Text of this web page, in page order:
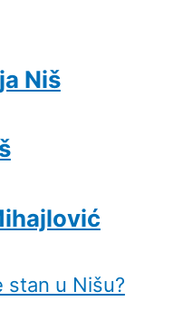
Niš
stan u Nišu?